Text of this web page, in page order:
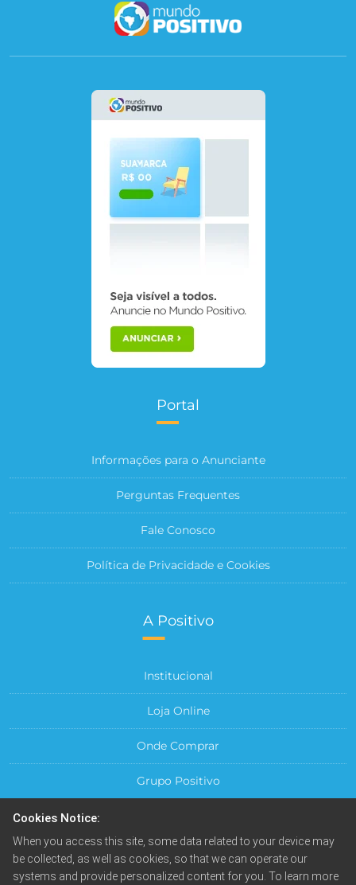
Portal
Informações para o Anunciante
Perguntas Frequentes
Fale Conosco
Política de Privacidade e Cookies
A Positivo
Institucional
Loja Online
Onde Comprar
Grupo Positivo
Central do Cliente
Cookies Notice:
When you access this site, some data related to your device may
be collected, as well as cookies, so that we can operate our
systems and provide personalized content for you. To learn more